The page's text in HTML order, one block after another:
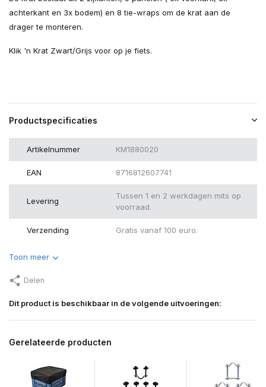
achterkant en 3x bodem) en 8 tie-wraps om de krat aan de
drager te monteren.
Klik 'n Krat Zwart/Grijs voor op je fiets.
Productspecificaties
Artikelnummer KM1880020
EAN 8716812607741
Levering
Tussen 1 en 2 werkdagen mits op
voorraad.
Verzending Gratis vanaf 100 euro.
Toon meer
Delen
Dit product is beschikbaar in de volgende uitvoeringen:
Gerelateerde producten